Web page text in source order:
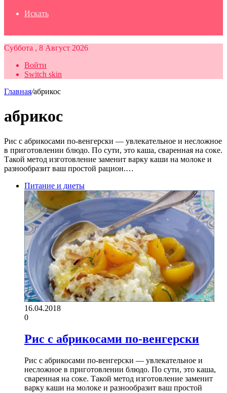
Искать
Суббота , 8 Август 2026
Войти
Switch skin
Главная/абрикос
абрикос
Рис с абрикосами по-венгерски — увлекательное и несложное
в приготовлении блюдо. По сути, это каша, сваренная на соке.
Такой метод изготовление заменит варку каши на молоке и
разнообразит ваш простой рацион.…
Питание и диеты
16.04.2018
0
Рис с абрикосами по-венгерски
Рис с абрикосами по-венгерски — увлекательное и
несложное в приготовлении блюдо. По сути, это каша,
сваренная на соке. Такой метод изготовление заменит
варку каши на молоке и разнообразит ваш простой